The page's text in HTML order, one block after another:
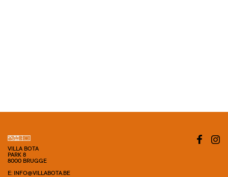
VILLA BOTA
PARK 8
8000 BRUGGE
E: INFO@VILLABOTA.BE